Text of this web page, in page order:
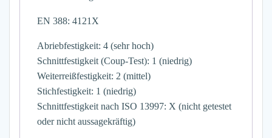
EN 388: 4121X
Abriebfestigkeit: 4 (sehr hoch)
Schnittfestigkeit (Coup-Test): 1 (niedrig)
Weiterreißfestigkeit: 2 (mittel)
Stichfestigkeit: 1 (niedrig)
Schnittfestigkeit nach ISO 13997: X (nicht getestet
oder nicht aussagekräftig)